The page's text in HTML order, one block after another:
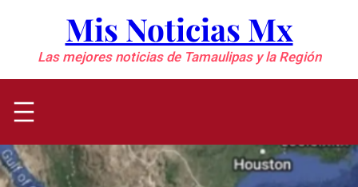
contenido
Mis Noticias Mx
Las mejores noticias de Tamaulipas y la Región